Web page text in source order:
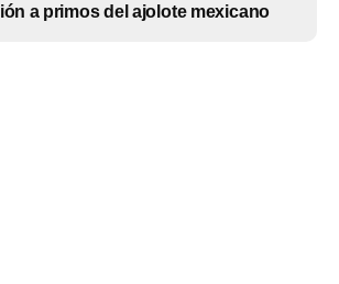
a primos del ajolote mexicano